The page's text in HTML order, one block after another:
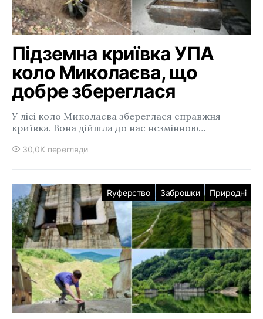
Підземна криївка УПА
коло Миколаєва, що
добре збереглася
У лісі коло Миколаєва збереглася справжня
криївка. Вона дійшла до нас незмінною…
30,0K перегляди
Rуферство Заброшки Природні